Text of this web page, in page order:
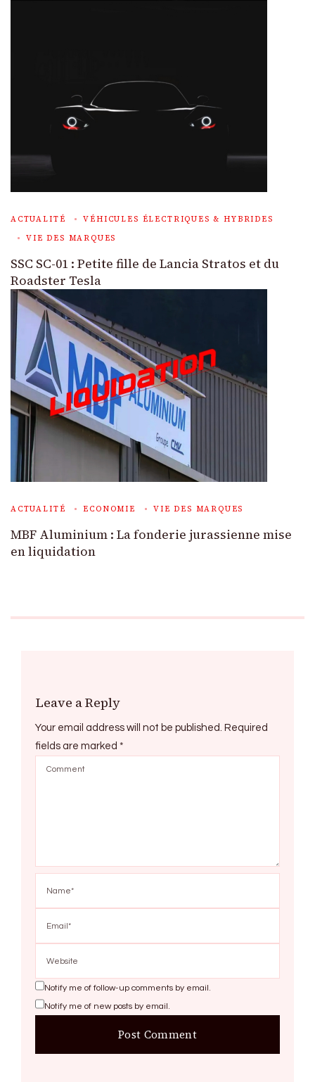
ACTUALITÉ
VÉHICULES ÉLECTRIQUES & HYBRIDES
VIE DES MARQUES
SSC SC-01 : Petite fille de Lancia Stratos et du
Roadster Tesla
ACTUALITÉ ECONOMIE VIE DES MARQUES
MBF Aluminium : La fonderie jurassienne mise
en liquidation
Leave a Reply
Your email address will not be published. Required
fields are marked *
Notify me of follow-up comments by email.
Notify me of new posts by email.